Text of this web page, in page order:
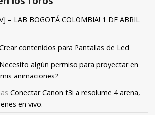
VJ – LAB BOGOTÁ COLOMBIA! 1 DE ABRIL
Crear contenidos para Pantallas de Led
Necesito algún permiso para proyectar en
animaciones?
Conectar Canon t3i a resolume 4 arena,
en vivo.